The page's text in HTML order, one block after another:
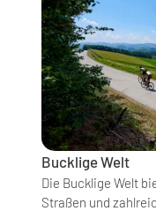
Bucklige Welt
Die Bucklige Welt
Straßen und